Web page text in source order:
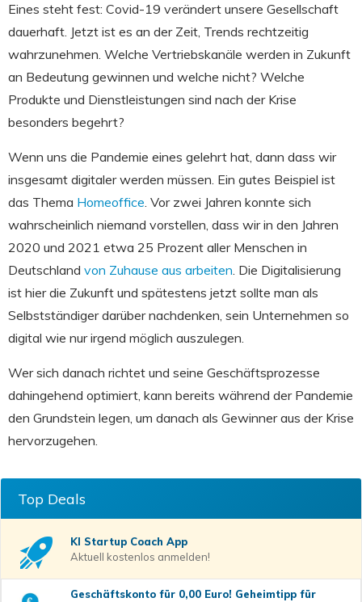
Eines steht fest: Covid-19 verändert unsere Gesellschaft
dauerhaft. Jetzt ist es an der Zeit, Trends rechtzeitig
wahrzunehmen. Welche Vertriebskanäle werden in Zukunft
an Bedeutung gewinnen und welche nicht? Welche
Produkte und Dienstleistungen sind nach der Krise
besonders begehrt?
Wenn uns die Pandemie eines gelehrt hat, dann dass wir
insgesamt digitaler werden müssen. Ein gutes Beispiel ist
das Thema Homeoffice. Vor zwei Jahren konnte sich
wahrscheinlich niemand vorstellen, dass wir in den Jahren
2020 und 2021 etwa 25 Prozent aller Menschen in
Deutschland von Zuhause aus arbeiten. Die Digitalisierung
ist hier die Zukunft und spätestens jetzt sollte man als
Selbstständiger darüber nachdenken, sein Unternehmen so
digital wie nur irgend möglich auszulegen.
Wer sich danach richtet und seine Geschäftsprozesse
dahingehend optimiert, kann bereits während der Pandemie
den Grundstein legen, um danach als Gewinner aus der Krise
hervorzugehen.
Top Deals
KI Startup Coach App
Aktuell kostenlos anmelden!
Geschäftskonto für 0,00 Euro! Geheimtipp für